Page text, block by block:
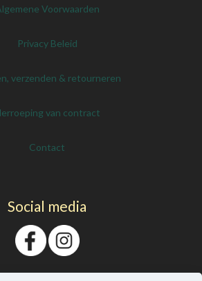
Voorwaarden
Privacy Beleid
verzenden & retourneren
van contract
Contact
Social media